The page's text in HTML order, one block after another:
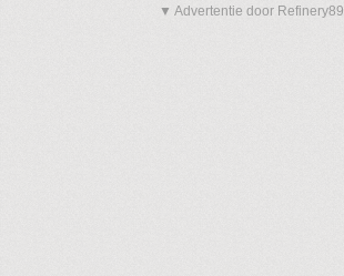
▼ Advertentie door Refinery89